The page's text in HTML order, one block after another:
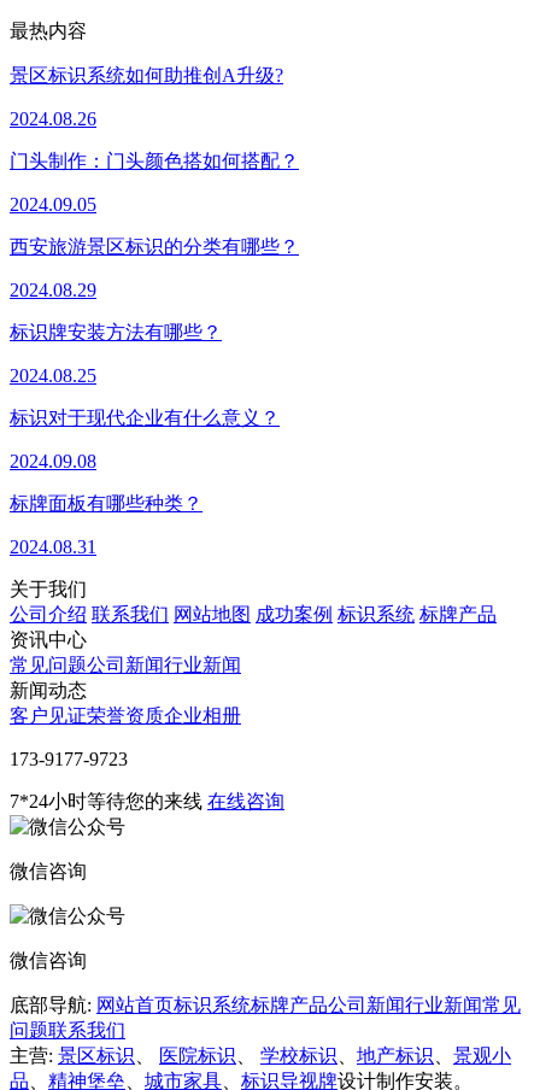
最热内容
景区标识系统如何助推创A升级?
2024.08.26
门头制作：门头颜色搭如何搭配？
2024.09.05
西安旅游景区标识的分类有哪些？
2024.08.29
标识牌安装方法有哪些？
2024.08.25
标识对于现代企业有什么意义？
2024.09.08
标牌面板有哪些种类？
2024.08.31
关于我们
公司介绍 联系我们 网站地图 成功案例 标识系统 标牌产品
资讯中心
常见问题公司新闻行业新闻
新闻动态
客户见证荣誉资质企业相册
‭173-9177-9723
7*24小时等待您的来线 在线咨询
微信咨询
微信咨询
底部导航: 网站首页标识系统标牌产品公司新闻行业新闻常见
问题联系我们
主营: 景区标识 医院标识 学校标识 地产标识
景观小
品
精神堡垒 城市家具 标识导视牌设计制作安装。